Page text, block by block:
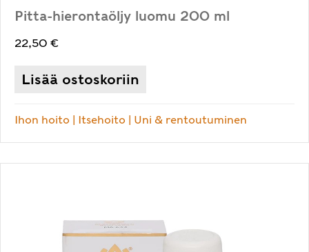
Pitta-hierontaöljy luomu 200 ml
22,50 €
Lisää ostoskoriin
Ihon hoito | Itsehoito | Uni & rentoutuminen